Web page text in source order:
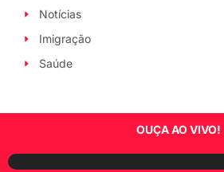
Notícias
Imigração
Saúde
OUÇA AO VIVO!